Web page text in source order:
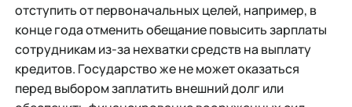
отступить от первоначальных целей, например, в
конце года отменить обещание повысить зарплаты
сотрудникам из-за нехватки средств на выплату
кредитов. Государство же не может оказаться
перед выбором заплатить внешний долг или